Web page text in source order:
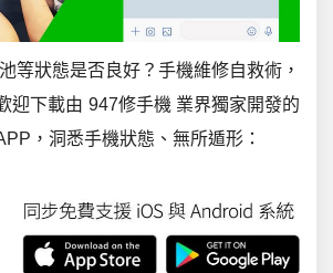
等狀態是否良好？手機維修自救術，
迎下載由 947修手機 業界獨家開發的
，洞悉手機狀態、無所遁形：